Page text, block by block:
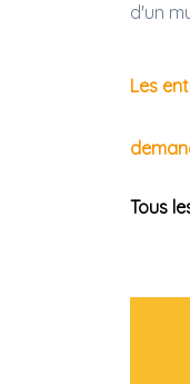
d'un
Les
Tous